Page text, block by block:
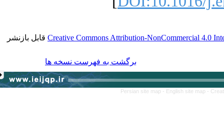
Creative Commons Attribution-NonCommercialقابل بازنشر
برگشت به فهرست نسخه ها
Persian site map -English site map-